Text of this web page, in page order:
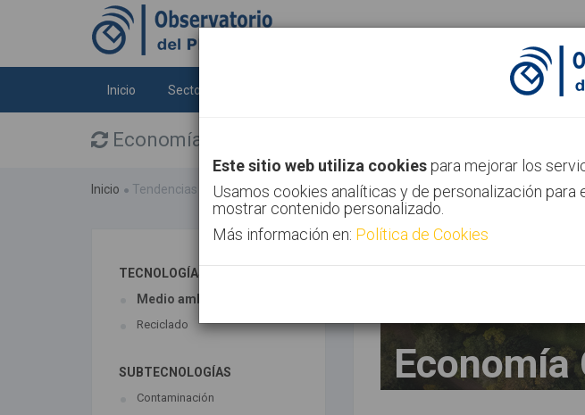
Inicio Sectores Canal AIMPLAS
Economía Circular
Inicio Tendencias Economía Circular
Este sitio web utiliza cookies para mejorar los
Usamos cookies analíticas y de personalización
mostrar contenido personalizado.
Más información en: Política de Cookies
TECNOLOGÍAS ASOCIADAS
Medio ambiente
Reciclado
SUBTECNOLOGÍAS
Contaminación
Economía